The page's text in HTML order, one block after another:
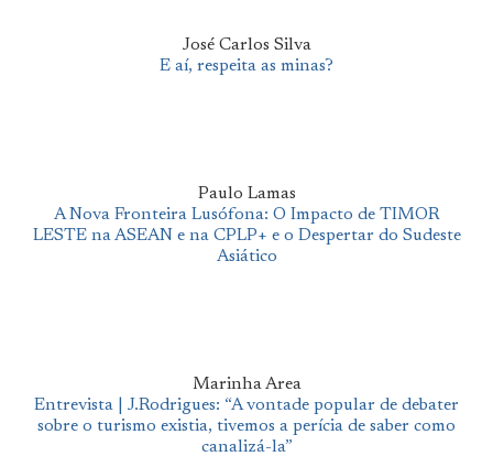
José Carlos Silva
E aí, respeita as minas?
Paulo Lamas
A Nova Fronteira Lusófona: O Impacto de TIMOR
LESTE na ASEAN e na CPLP+ e o Despertar do Sudeste
Asiático
Marinha Area
Entrevista | J.Rodrigues: “A vontade popular de debater
sobre o turismo existia, tivemos a perícia de saber como
canalizá-la”